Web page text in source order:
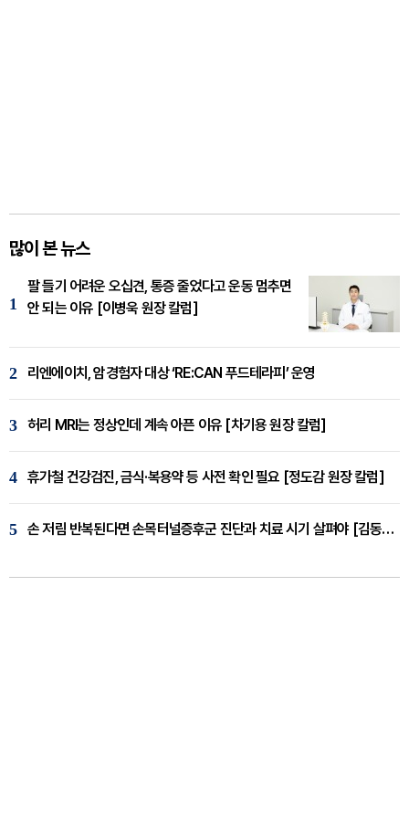
많이 본 뉴스
1
팔 들기 어려운 오십견, 통증 줄었다고 운동 멈추면
안 되는 이유 [이병욱 원장 칼럼]
2 리엔에이치, 암경험자 대상 ‘RE:CAN 푸드테라피’ 운영
3 허리 MRI는 정상인데 계속 아픈 이유 [차기용 원장 칼럼]
4 휴가철 건강검진, 금식·복용약 등 사전 확인 필요 [정도감 원장 칼럼]
5 손 저림 반복된다면 손목터널증후군 진단과 치료 시기 살펴야 [김동현 원장 칼럼]